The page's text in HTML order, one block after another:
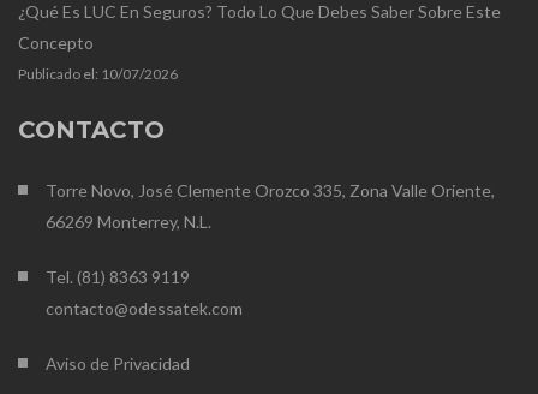
¿Qué Es LUC En Seguros? Todo Lo Que Debes Saber Sobre Este
Concepto
Publicado el: 10/07/2026
CONTACTO
Torre Novo, José Clemente Orozco 335, Zona Valle Oriente,
66269 Monterrey, N.L.
Tel. (81) 8363 9119
contacto@odessatek.com
Aviso de Privacidad